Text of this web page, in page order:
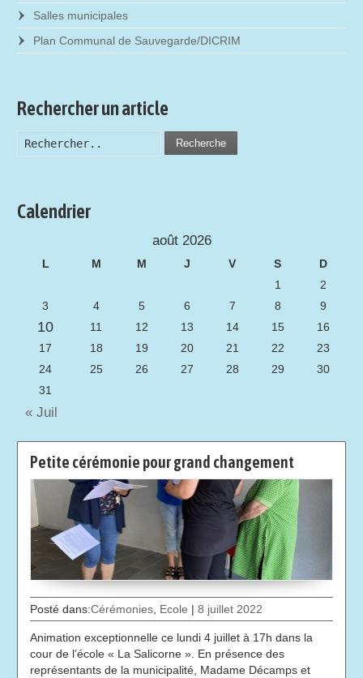
Petite cérémonie pour grand changement
Posté dans:Cérémonies, Ecole | 8 juillet 2022
Animation exceptionnelle ce lundi 4 juillet à 17h dans la
cour de l’école « La Salicorne ». En présence des
représentants de la municipalité, Madame Décamps et
Salles municipales
Plan Communal de Sauvegarde/DICRIM
Rechercher un article
Recherche
Calendrier
août 2026
L M M J V S
D
1
2
3
4 5 6 7 8 9
10 11 12 13 14 15
16
17
18 19 20 21 22
23
24
25 26 27 28 29
30
31
« Juil